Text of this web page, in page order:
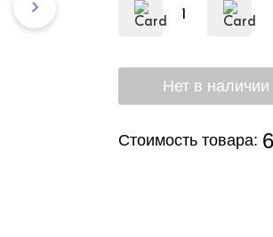
Стоимость товара: